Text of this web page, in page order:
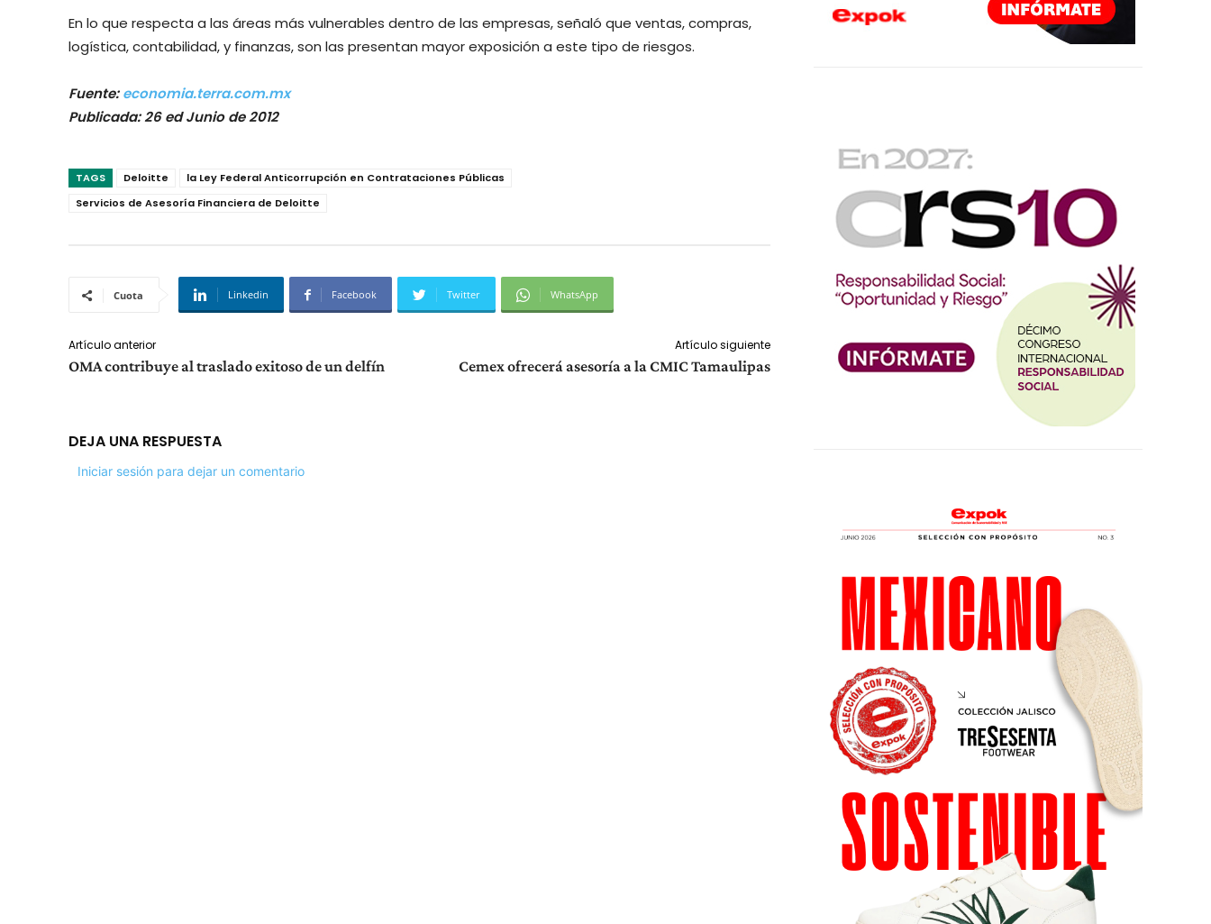
En lo que respecta a las áreas más vulnerables dentro de las empresas, señaló que ventas, compras,
logística, contabilidad, y finanzas, son las presentan mayor exposición a este tipo de riesgos.
Fuente:economia.terra.com.mx
Publicada: 26 ed Junio de 2012
TAGS Deloitte
la Ley Federal Anticorrupción en Contrataciones Públicas
Servicios de Asesoría Financiera de Deloitte
Cuota Linkedin Facebook Twitter WhatsApp
Artículo anterior
OMA contribuye al traslado exitoso de un delfín
Artículo siguiente
Cemex ofrecerá asesoría a la CMIC Tamaulipas
DEJA UNA RESPUESTA
Iniciar sesión para dejar un comentario